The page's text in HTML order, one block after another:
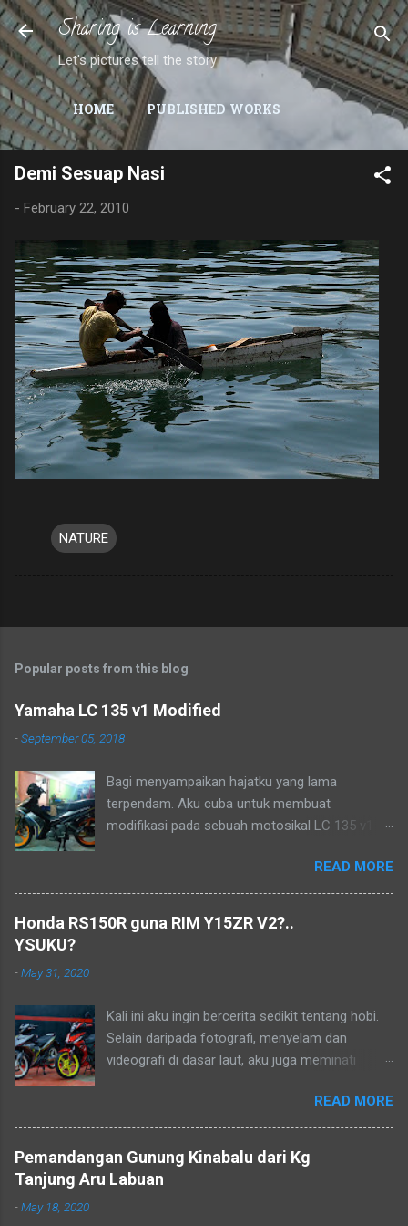
Skip to main content
Sharing is Learning
Let's pictures tell the story
HOME PUBLISHED WORKS
Demi Sesuap Nasi
- February 22, 2010
NATURE
Popular posts from this blog
Yamaha LC 135 v1 Modified
-September 05, 2018
Bagi menyampaikan hajatku yang lama
terpendam. Aku cuba untuk membuat
modifikasi pada sebuah motosikal LC 135 v1
lama ia menjadi lukisan, tetapi tidak mampu
pada masa dahulu. Biarlah ianya menjadi
READ MORE
Honda RS150R guna RIM Y15ZR V2?..
YSUKU?
-May 31, 2020
Kali ini aku ingin bercerita sedikit tentang hobi.
Selain daripada fotografi, menyelam dan
videografi di dasar laut, aku juga meminati
kapcai kerana perjalanan yang sangat jimat dan
membolehkan aku untuk menikmati keindahan
alam dan dikongsikan dengan lensa kamera.
Aku dan kawan-kawan sebenarnya sudah
READ MORE
Pemandangan Gunung Kinabalu dari Kg
Tanjung Aru Labuan
-May 18, 2020